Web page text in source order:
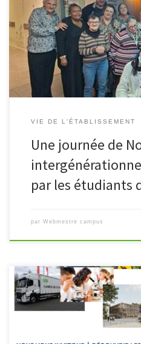
Dans le cadre de leur formation,
ESF 2 du campus scolaire de
solidaire et intergénérationnel en
VIE DE L'ÉTABLISSEMENT
Une journée de
par les étudiants
par Webmestre campus